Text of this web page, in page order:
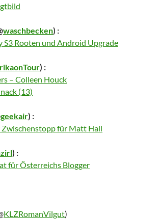
waschbecken) :
S3 Rooten und Android Upgrade
) :
– Colleen Houck
(13)
geekair) :
für Matt Hall
) :
für Österreichs Blogger
KLZRomanVilgut)